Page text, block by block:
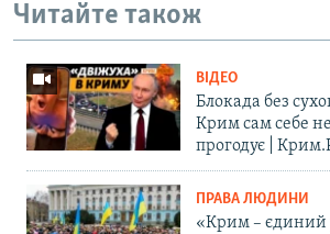
Читайте також
ВІДЕО
Блокада без
Крим сам себе
прогодує |
ПРАВА ЛЮДИНИ
«Крим – єдиний